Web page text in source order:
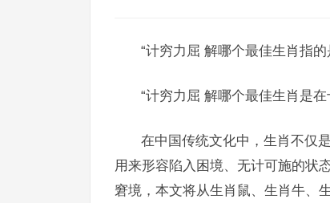
“计穷力屈 解哪个最佳生肖指
“计穷力屈 解哪个最佳生肖是
在中国传统文化中，生肖不仅
用来形容陷入困境、无计可施的状
窘境，本文将从生肖鼠、生肖牛、